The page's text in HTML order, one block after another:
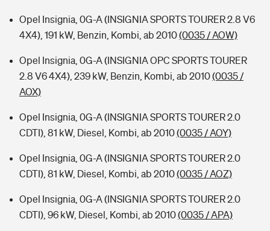
Opel Insignia, 0G-A (INSIGNIA SPORTS TOURER 2.8 V6
4X4), 191 kW, Benzin, Kombi, ab 2010(0035 / AOW)
Opel Insignia, 0G-A (INSIGNIA OPC SPORTS TOURER
2.8 V6 4X4), 239 kW, Benzin, Kombi, ab 2010(0035 /
AOX)
Opel Insignia, 0G-A (INSIGNIA SPORTS TOURER 2.0
CDTI), 81 kW, Diesel, Kombi, ab 2010(0035 / AOY)
Opel Insignia, 0G-A (INSIGNIA SPORTS TOURER 2.0
CDTI), 81 kW, Diesel, Kombi, ab 2010(0035 / AOZ)
Opel Insignia, 0G-A (INSIGNIA SPORTS TOURER 2.0
CDTI), 96 kW, Diesel, Kombi, ab 2010(0035 / APA)